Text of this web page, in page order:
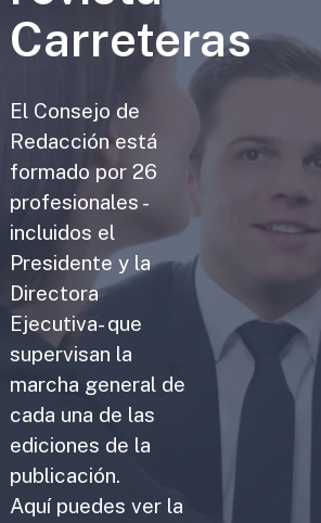
Carreteras
El Consejo de
Redacción está
formado por 26
profesionales -
incluidos el
Presidente y la
Directora
Ejecutiva- que
supervisan la
marcha general de
cada una de las
ediciones de la
publicación.
Aquí puedes ver la